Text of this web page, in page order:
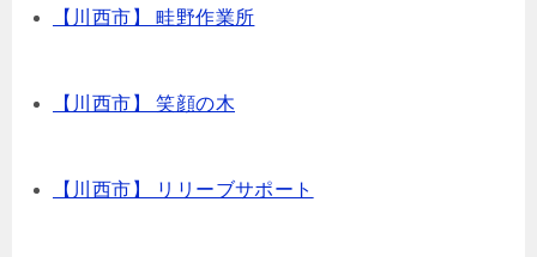
【川西市】 畦野作業所
【川西市】 笑顔の木
【川西市】 リリーブサポート